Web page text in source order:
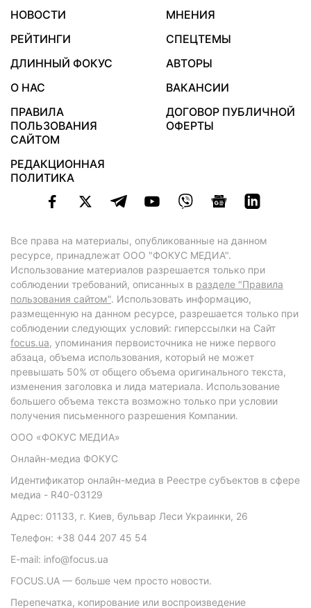
НОВОСТИ
МНЕНИЯ
РЕЙТИНГИ
СПЕЦТЕМЫ
ДЛИННЫЙ ФОКУС
АВТОРЫ
О НАС
ВАКАНСИИ
ПРАВИЛА
ПОЛЬЗОВАНИЯ
САЙТОМ
ДОГОВОР ПУБЛИЧНОЙ
ОФЕРТЫ
РЕДАКЦИОННАЯ
ПОЛИТИКА
Все права на материалы, опубликованные на данном
ресурсе, принадлежат ООО "ФОКУС МЕДИА".
Использование материалов разрешается только при
соблюдении требований, описанных в разделе "Правила
пользования сайтом". Использовать информацию,
размещенную на данном ресурсе, разрешается только при
соблюдении следующих условий: гиперссылки на Сайт
focus.ua, упоминания первоисточника не ниже первого
абзаца, объема использования, который не может
превышать 50% от общего объема оригинального текста,
изменения заголовка и лида материала. Использование
большего объема текста возможно только при условии
получения письменного разрешения Компании.
ООО «ФОКУС МЕДИА»
Онлайн-медиа ФОКУС
Идентификатор онлайн-медиа в Реестре субъектов в сфере
медиа - R40-03129
Адрес: 01133, г. Киев, бульвар Леси Украинки, 26
Телефон: +38 044 207 45 54
E-mail: info@focus.ua
FOCUS.UA — больше чем просто новости.
Перепечатка, копирование или воспроизведение